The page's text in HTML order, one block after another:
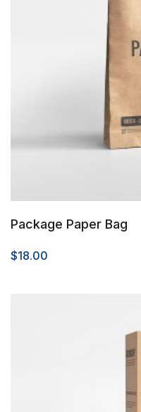
Package Paper Bag
$18.00